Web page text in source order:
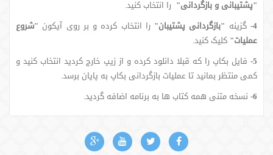
"پشتیبانی و بازگردانی" را انتخاب کنید.
4-گزینه "بازگردانی پشتیبان" را انتخاب کرده و بر روی آیکون "شروع
عملیات" کلیک کنید.
5- فایل بکاپ را که قبلا دانلود کرده و از زیپ خارج کردید انتخاب کنید و
کمی منتظر بمانید تا عملیات بازگردانی بکاپ به پایان برسد.
6- نسخه متنی همه کتاب ها به برنامه اضافه گردید.